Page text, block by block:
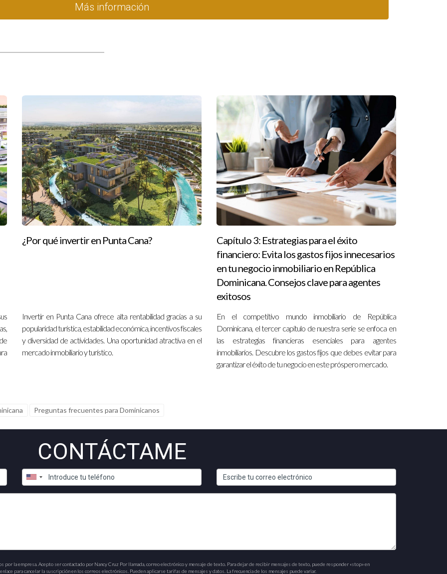
Más información
¿Por qué invertir en Punta Cana?
Invertir en Punta Cana ofrece alta rentabilidad gracias a su
popularidad turística, estabilidad económica, incentivos fiscales
y diversidad de actividades. Una oportunidad atractiva en el
mercado inmobiliario y turístico.
Capítulo 3: Estrategias para el éxito
financiero: Evita los gastos fijos innecesarios
en tu negocio inmobiliario en República
Dominicana. Consejos clave para agentes
exitosos
En el competitivo mundo inmobiliario de República
Dominicana, el tercer capítulo de nuestra serie se enfoca en
las estrategias financieras esenciales para agentes
inmobiliarios. Descubre los gastos fijos que debes evitar para
garantizar el éxito de tu negocio en este próspero mercado.
Preguntas frecuentes para Dominicanos
CONTÁCTAME
la empresa. Acepto ser contactado por Nancy Cruz Por llamada, correo electrónico y mensaje de texto. Para dejar de recibir mensajes de texto, puede responder «stop» en
para cancelar la suscripción en los correos electrónicos. Pueden aplicarse tarifas de mensajes y datos. La frecuencia de los mensajes puede variar.